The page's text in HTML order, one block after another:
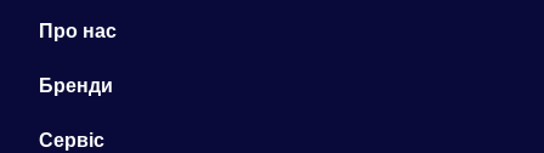
Про нас
Бренди
Сервіс